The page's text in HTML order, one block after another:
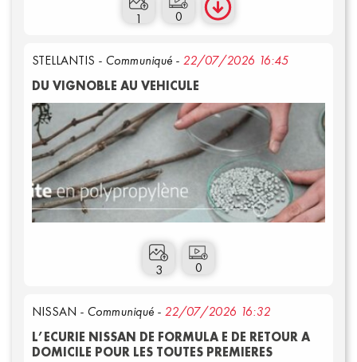
0
1
STELLANTIS - Communiqué - 22/07/2026 16:45
DU VIGNOBLE AU VEHICULE
0
3
NISSAN - Communiqué - 22/07/2026 16:32
L’ECURIE NISSAN DE FORMULA E DE RETOUR A
DOMICILE POUR LES TOUTES PREMIERES